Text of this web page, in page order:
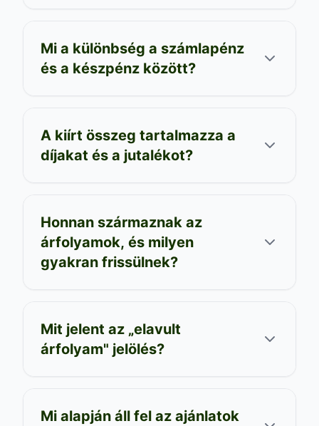
Mi a különbség a számlapénz
és a készpénz között?
A kiírt összeg tartalmazza a
díjakat és a jutalékot?
Honnan származnak az
árfolyamok, és milyen
gyakran frissülnek?
Mit jelent az „elavult
árfolyam" jelölés?
Mi alapján áll fel az ajánlatok